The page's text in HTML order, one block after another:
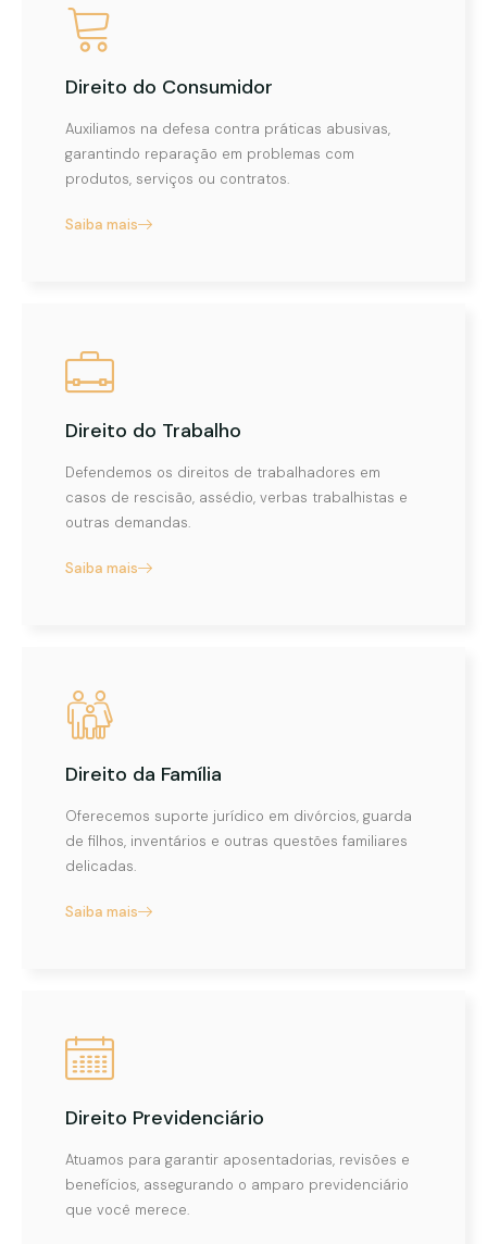
Direito do Consumidor
Auxiliamos na defesa contra práticas abusivas,
garantindo reparação em problemas com
produtos, serviços ou contratos.
Saiba mais
Direito do Trabalho
Defendemos os direitos de trabalhadores em
casos de rescisão, assédio, verbas trabalhistas e
outras demandas.
Saiba mais
Direito da Família
Oferecemos suporte jurídico em divórcios, guarda
de filhos, inventários e outras questões familiares
delicadas.
Saiba mais
Direito Previdenciário
Atuamos para garantir aposentadorias, revisões e
benefícios, assegurando o amparo previdenciário
que você merece.